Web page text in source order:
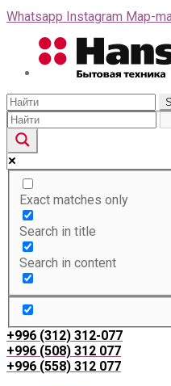
Whatsapp Instagram Map-
Exact matches only
Search in title
Search in content
+996 (312) 312-077
+996 (508) 312 077
+996 (558) 312 077